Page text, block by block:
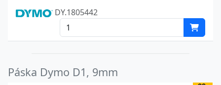
DY.1805442
Páska Dymo D1, 9mm